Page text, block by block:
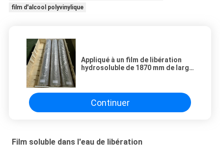
film d'alcool polyvinylique
Appliqué à un film de libération
hydrosoluble de 1870 mm de large
Continuer
Film soluble dans l'eau de libération